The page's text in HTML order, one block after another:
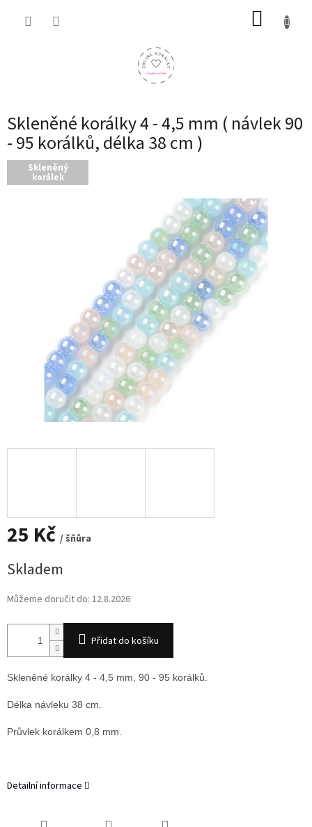
Skleněné korálky 4 - 4,5 mm ( návlek 90
- 95 korálků, délka 38 cm )
Skleněný
korálek
25 Kč / šňůra
cena:
Skladem
Můžeme doručit do: 12.8.2026
Přidat do košíku
Skleněné korálky 4 - 4,5 mm, 90 - 95 korálků.
Délka návleku 38 cm.
Průvlek korálkem 0,8 mm.
Detailní informace